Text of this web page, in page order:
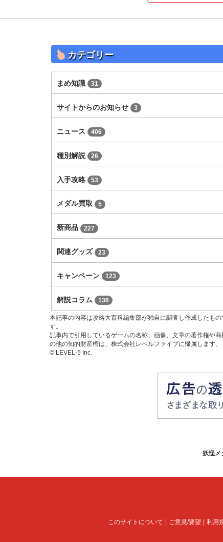
カテゴリー
まめ知識 31
サイトからのお知らせ 3
ニュース 406
種別解説 26
入手攻略 53
メダル買取 5
新商品 227
関連グッズ 23
キャンペーン 123
解説コラム 136
本記事の内容は攻略大百科編集部が独自に調査し作成したもの
す。
記事内で引用しているゲームの名称、画像、文章の著作権や商
の他の知的財産権は、株式会社レベルファイブに帰属します。
© LEVEL-5 Inc.
妖怪メ
このサイトについて ご意見/要望 利用